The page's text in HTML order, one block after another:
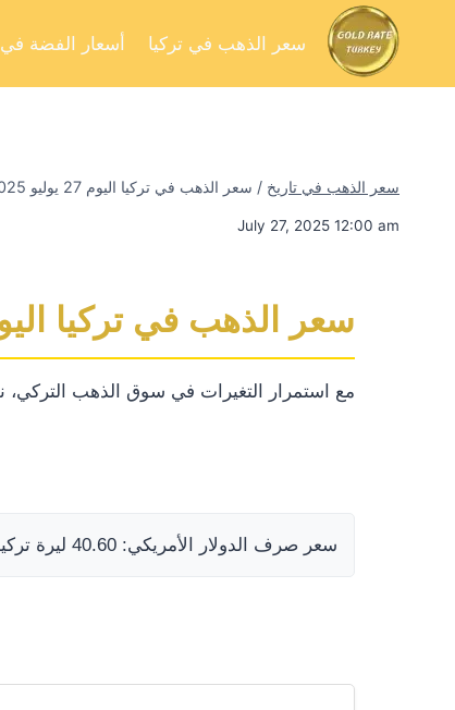
أسعار الفضة في سعر الذهب في تركيا
سعر الذهب في تاريخ / سعر الذهب في تركيا اليوم 27 يوليو 2025
July 27, 2025 12:00 am
سعر الذهب في تركيا اليوم 27 يوليو
مع استمرار التغيرات في سوق الذهب التركي،
سعر صرف الدولار الأمريكي: 40.60 ليرة تركية